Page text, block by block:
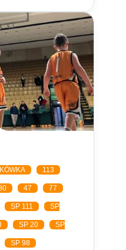
113
47 77
SP 111 SP
SP 20 SP
SP 98